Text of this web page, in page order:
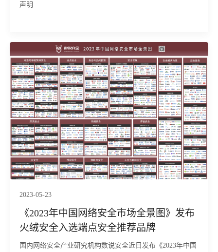
声明
2023-05-23
《2023年中国网络安全市场全景图》发布
火绒安全入选端点安全推荐品牌
国内网络安全产业研究机构数说安全近日发布《2023年中国